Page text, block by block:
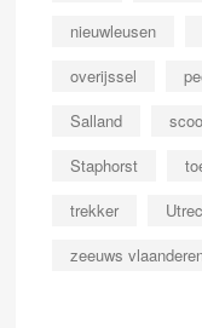
nieuwleusen
overijssel
Salland
Staphorst
trekker
zeeuws